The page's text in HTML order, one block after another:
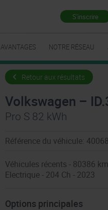
S'inscrire
AVANTAGES NOTRE RÉSEAU
Retour aux résultats
Volkswagen –
Pro S 82 kWh
Référence du véhicule:
Véhicules récents - 80386 km
Electrique - 204 Ch - 2023
Options principales